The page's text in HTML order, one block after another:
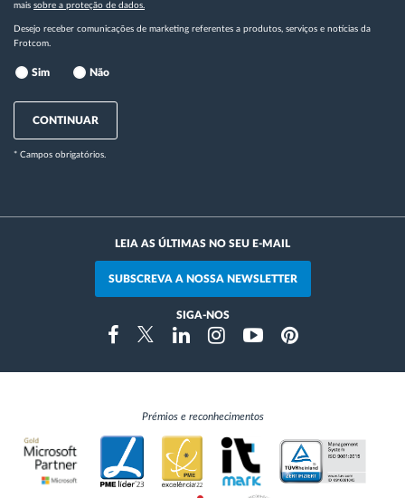
mais sobre a proteção de dados.
Desejo receber comunicações de marketing referentes a produtos, serviços e notícias da
Frotcom.
Sim Não
CONTINUAR
* Campos obrigatórios.
LEIA AS ÚLTIMAS NO SEU E-MAIL
SUBSCREVA A NOSSA NEWSLETTER
SIGA-NOS
FacebookTwitterLinkedinInstragramYoutubePinterest
Prémios e reconhecimentos